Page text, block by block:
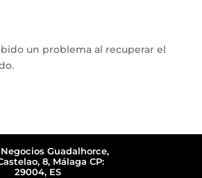
un problema al recuperar el
Guadalhorce,
8, Málaga CP:
29004, ES